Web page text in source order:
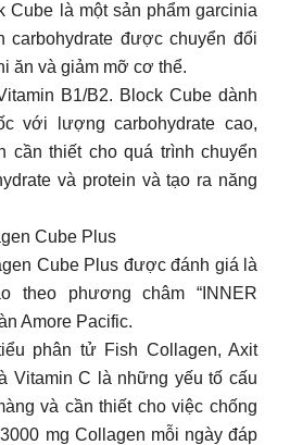
Cube là một sản phẩm garcinia
carbohydrate được chuyển đổi
ăn và giảm mỡ cơ thể.
B1/B2. Block Cube dành
với lượng carbohydrate cao,
cần thiết cho quá trình chuyển
và protein và tạo ra năng
Cube Plus
Cube Plus được đánh giá là
theo phương châm “INNER
Amore Pacific.
phân tử Fish Collagen, Axit
Vitamin C là những yếu tố cấu
và cần thiết cho việc chống
mg Collagen mỗi ngày đáp